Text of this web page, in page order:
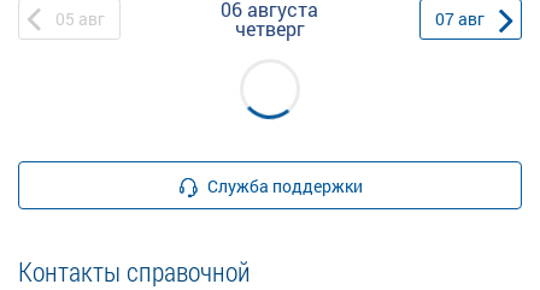
05 авг 06 августа
четверг 07авг
Служба поддержки
Контакты справочной